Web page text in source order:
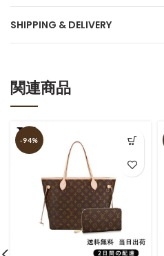
SHIPPING & DELIVERY
関連商品
-94%